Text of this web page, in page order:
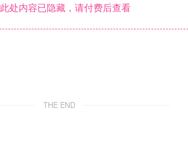
此处内容已隐藏，请付费后查看
THE END